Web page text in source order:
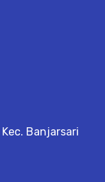
Banjarsari